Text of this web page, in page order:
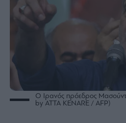
Story
Media
Επι-
θετικά
Rumors
ESG
Ο Ιρανός πρόεδρος
by ATTA KENARE / AFP)